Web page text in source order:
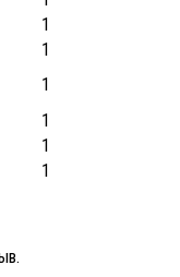
1
1
1
1
1
1